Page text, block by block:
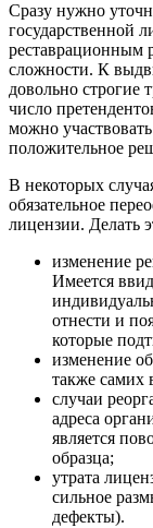
Сразу нужно
реставрационным
сложности. К
довольно строгие
число
можно
положительное
В некоторых
обязательное
лицензии. Делать
изменение
Имеется
отнести и
которые
изменение
также самих
случаи
адреса
является
образца;
утрата
сильное
дефекты).